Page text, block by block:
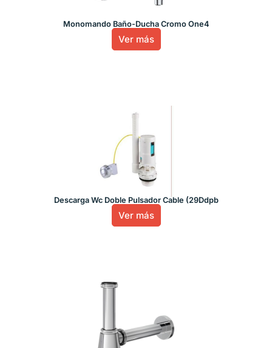
Monomando Baño-Ducha Cromo One4
Ver más
Descarga Wc Doble Pulsador Cable (29Ddpb
Ver más